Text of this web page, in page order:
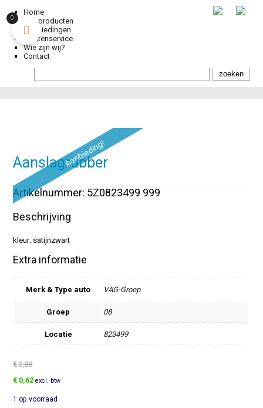
Home
Alle producten
Aanbiedingen
Klantenservice
Wie zijn wij?
Contact
Aanbieding!
Aanslagrubber
Artikelnummer: 5Z0823499 999
Beschrijving
kleur: satijnzwart
Extra informatie
Merk & Type auto VAG-Groep
Groep 08
Locatie 823499
€0,88
Oorspronkelijke
was:
€ 0,62Huidige
is:
excl. btw
1 op voorraad
0